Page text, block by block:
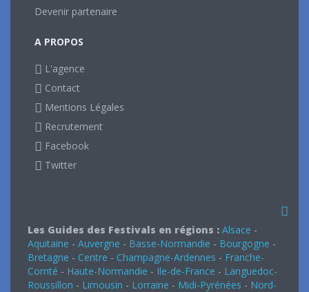
Devenir partenaire
A PROPOS
L'agence
Contact
Mentions Légales
Recrutement
Facebook
Twitter
Les Guides des Festivals en régions : Alsace -
Aquitaine - Auvergne - Basse-Normandie - Bourgogne -
Bretagne - Centre - Champagne-Ardennes - Franche-
Comté - Haute-Normandie - Ile-de-France - Languedoc-
Roussillon - Limousin - Lorraine - Midi-Pyrénées - Nord-